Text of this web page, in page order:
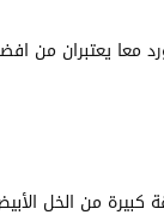
معا يعتبران من
من الخل